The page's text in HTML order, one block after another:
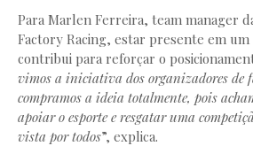
Para Marlen Ferreira, team manager
Factory Racing, estar presente em
contribui para reforçar o
vimos a iniciativa dos organizadores de
compramos a ideia totalmente, pois
apoiar o esporte e resgatar uma
vista por todos”, explica.